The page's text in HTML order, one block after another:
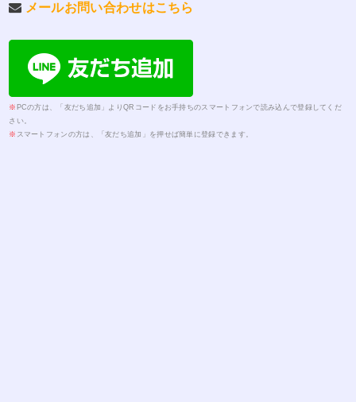
メールお問い合わせはこちら
※ PCの方は、「友だち追加」よりQRコードをお手持ちのスマートフォンで読み込んで登録してくだ
さい。
※ スマートフォンの方は、「友だち追加」を押せば簡単に登録できます。